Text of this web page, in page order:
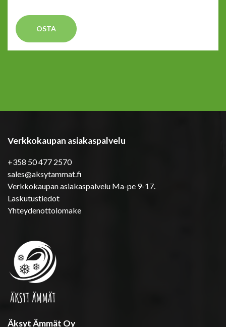
OSTA
Verkkokaupan asiakaspalvelu
+358 50 477 2570
sales@aksytammat.fi
Verkkokaupan asiakaspalvelu Ma-pe 9-17.
Laskutustiedot
Yhteydenottolomake
Äksyt Ämmät Oy